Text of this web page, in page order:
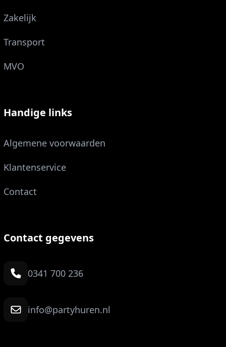
Zakelijk
Transport
MVO
Handige links
Algemene voorwaarden
Klantenservice
Contact
Contact gegevens
0341 700 236
info@partyhuren.nl